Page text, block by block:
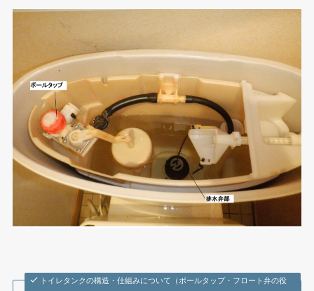
トイレタンクの構造・仕組みについて（ボールタップ・フロート弁の役